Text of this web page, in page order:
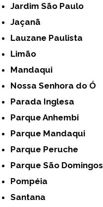
Jardim São Paulo
Jaçanã
Lauzane Paulista
Limão
Mandaqui
Nossa Senhora do Ó
Parada Inglesa
Parque Anhembi
Parque Mandaqui
Parque Peruche
Parque São Domingos
Pompéia
Santana